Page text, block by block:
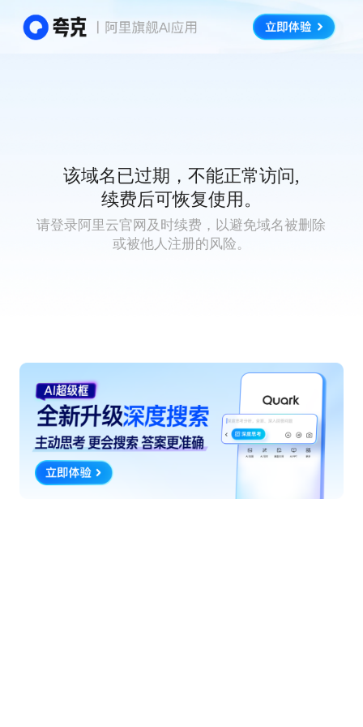
该域名已过期，不能正常访问,
续费后可恢复使用。
请登录阿里云官网及时续费，以避免域名被删除
或被他人注册的风险。